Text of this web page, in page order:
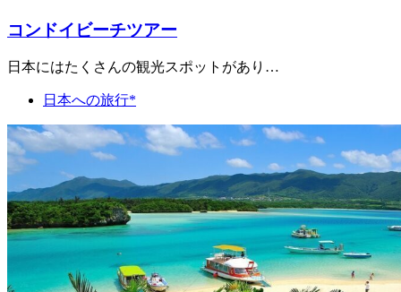
コンドイビーチツアー
日本にはたくさんの観光スポットがあり…
日本への旅行*